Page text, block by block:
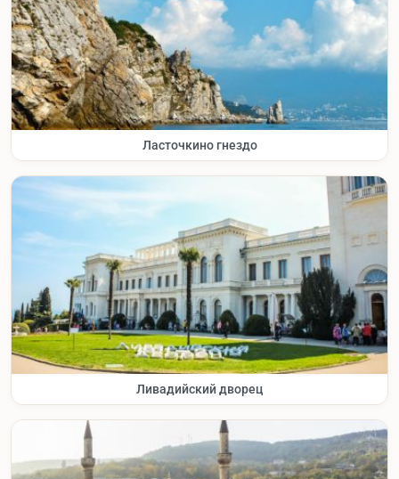
Ласточкино гнездо
Ливадийский дворец